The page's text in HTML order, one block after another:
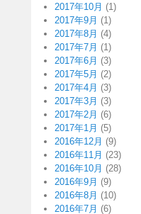
2017年10月 (1)
2017年9月 (1)
2017年8月 (4)
2017年7月 (1)
2017年6月 (3)
2017年5月 (2)
2017年4月 (3)
2017年3月 (3)
2017年2月 (6)
2017年1月 (5)
2016年12月 (9)
2016年11月 (23)
2016年10月 (28)
2016年9月 (9)
2016年8月 (10)
2016年7月 (6)